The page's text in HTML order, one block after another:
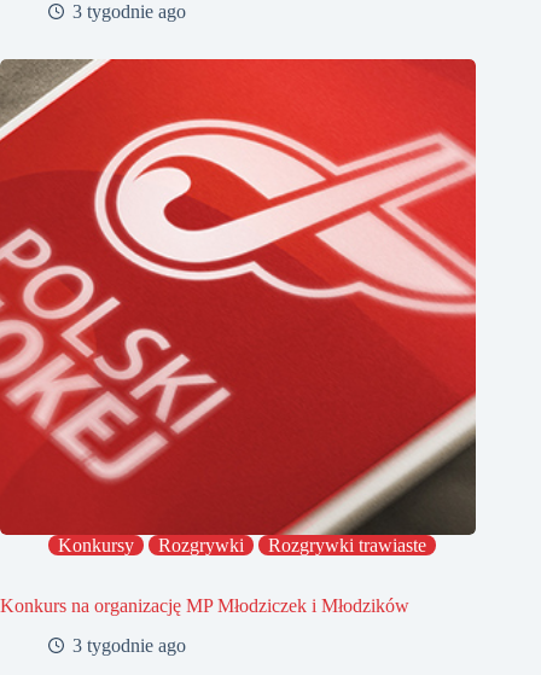
3 tygodnie ago
Konkursy Rozgrywki Rozgrywki trawiaste
Konkurs na organizację MP Młodziczek i Młodzików
3 tygodnie ago